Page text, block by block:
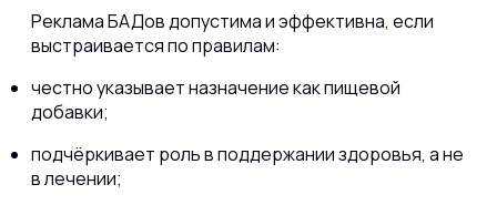
Реклама БАДов допустима и эффективна, если
выстраивается по правилам:
честно указывает назначение как пищевой
добавки;
подчёркивает роль в поддержании здоровья, а не
в лечении;